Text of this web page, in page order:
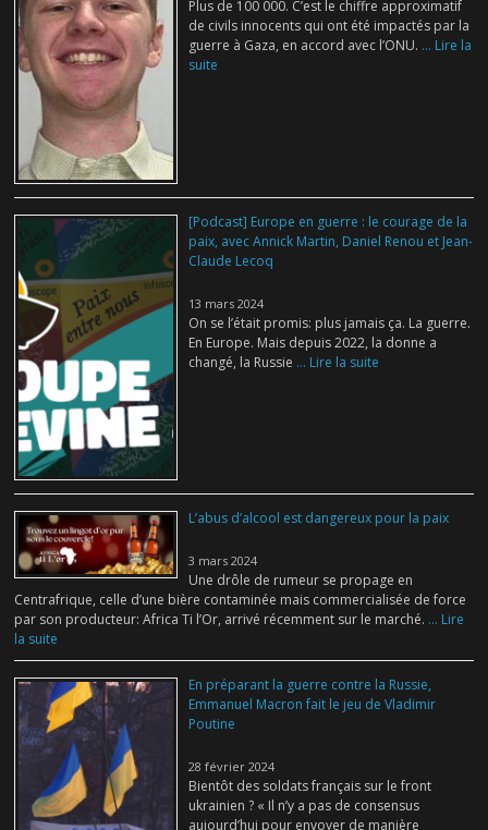
Plus de 100 000. C’est le chiffre approximatif
de civils innocents qui ont été impactés par la
guerre à Gaza, en accord avec l’ONU. ... Lire la
suite
[Podcast] Europe en guerre : le courage de la
paix, avec Annick Martin, Daniel Renou et Jean-
Claude Lecoq
13 mars 2024
On se l’était promis: plus jamais ça. La guerre.
En Europe. Mais depuis 2022, la donne a
changé, la Russie ... Lire la suite
L’abus d’alcool est dangereux pour la paix
3 mars 2024
Une drôle de rumeur se propage en
Centrafrique, celle d’une bière contaminée mais commercialisée de force
par son producteur: Africa Ti l’Or, arrivé récemment sur le marché. ... Lire
la suite
En préparant la guerre contre la Russie,
Emmanuel Macron fait le jeu de Vladimir
Poutine
28 février 2024
Bientôt des soldats français sur le front
ukrainien ? « Il n’y a pas de consensus
aujourd’hui pour envoyer de manière